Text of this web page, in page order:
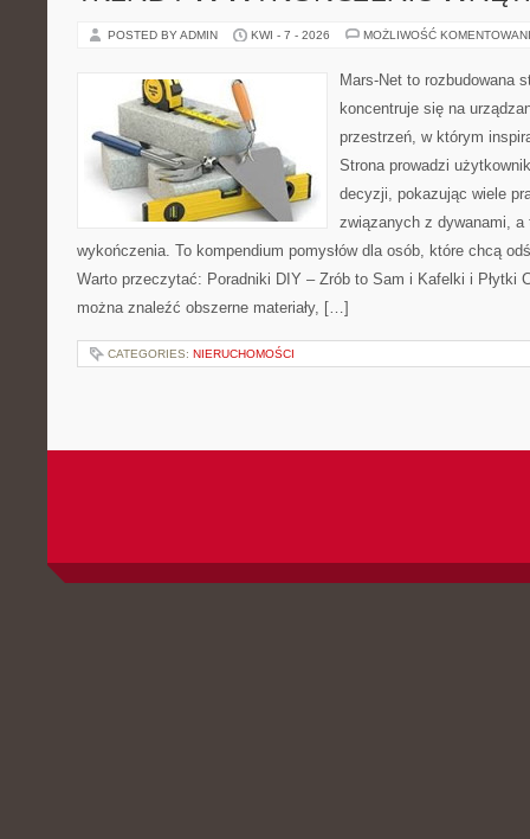
POSTED BY ADMIN KWI - 7 - 2026 MOŻLIWOŚĆ
Mars-Net to rozbudowana
koncentruje się na
przestrzeń, w którym
Strona prowadzi
decyzji, pokazując wiele
związanych z dywanami,
wykończenia. To kompendium pomysłów dla osób, które chcą
Warto przeczytać: Poradniki DIY – Zrób to Sam i Kafelki i Płytki
można znaleźć obszerne materiały, […]
CATEGORIES: NIERUCHOMOŚCI